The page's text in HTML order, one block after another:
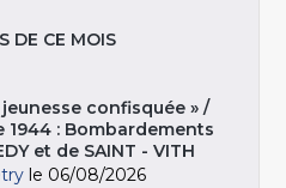
DE CE MOIS
jeunesse confisquée » /
1944 : Bombardements
et de SAINT - VITH
le 06/08/2026